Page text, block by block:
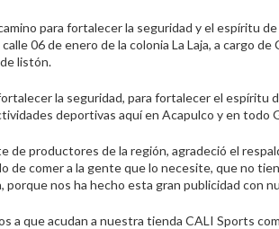
para fortalecer la seguridad y el espíritu
06 de enero de la colonia La Laja, a cargo
listón.
la seguridad, para fortalecer el espíritu
deportivas aquí en Acapulco y en todo
de productores de la región, agradeció el
de comer a la gente que lo necesite, que no
porque nos ha hecho esta gran publicidad con
a que acudan a nuestra tienda CALI Sports